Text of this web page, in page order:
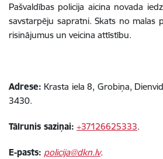
Pašvaldības policija aicina novada
savstarpēju sapratni. Skats no malas
risinājumus un veicina attīstību.
Adrese: Krasta iela 8, Grobiņa,
3430.
Tālrunis saziņai: +37126625333.
E-pasts: policija@dkn.lv.